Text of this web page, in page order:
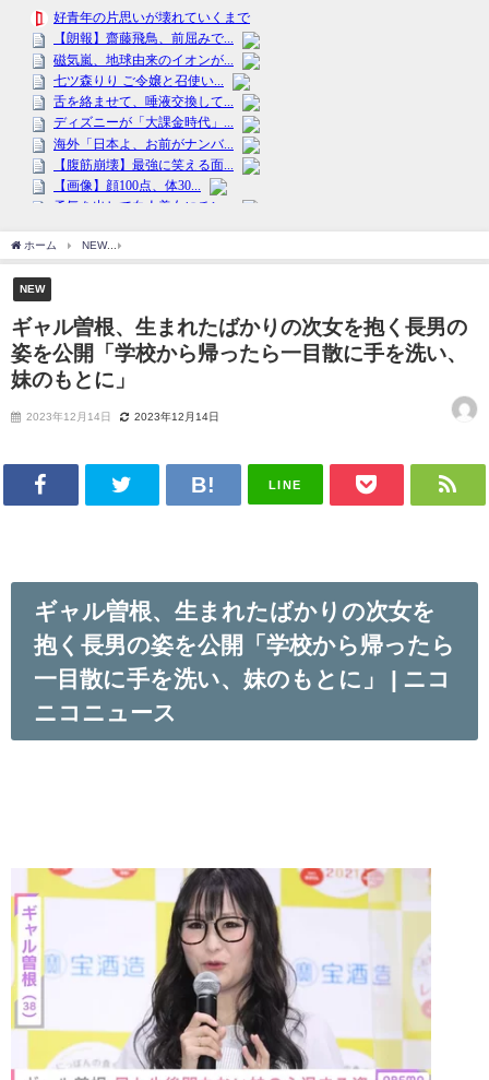
ホーム NEW
NEW
ギャル曽根、生まれたばかりの次女を抱く長男の
姿を公開「学校から帰ったら一目散に手を洗い、
妹のもとに」
2023年12月14日 2023年12月14日
LINE
ギャル曽根、生まれたばかりの次女を
抱く長男の姿を公開「学校から帰ったら
一目散に手を洗い、妹のもとに」 | ニコ
ニコニュース